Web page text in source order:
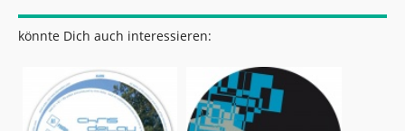
könnte Dich auch interessieren: